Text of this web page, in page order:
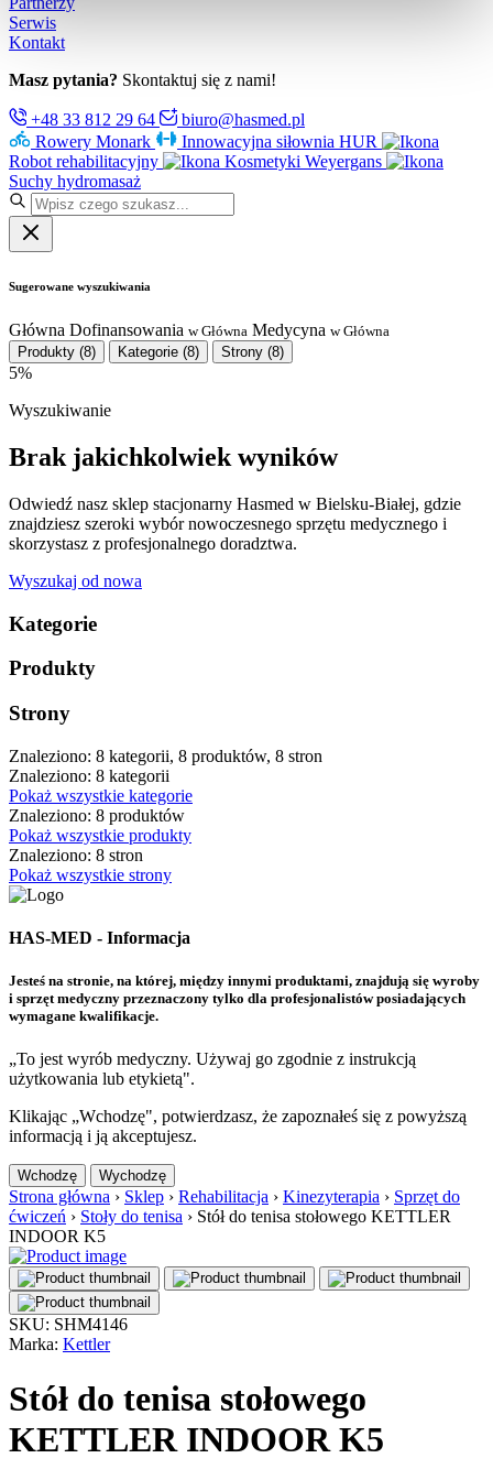
Serwis
Kontakt
Masz pytania? Skontaktuj się z nami!
+48 33 812 29 64
biuro@hasmed.pl
Rowery Monark
Innowacyjna siłownia HUR
Robot rehabilitacyjny
Kosmetyki Weyergans
Suchy hydromasaż
Sugerowane wyszukiwania
Główna Dofinansowania w Główna Medycyna w Główna
Produkty (8) Kategorie (8) Strony (8)
5%
Wyszukiwanie
Brak jakichkolwiek wyników
Odwiedź nasz sklep stacjonarny Hasmed w Bielsku-Białej, gdzie
znajdziesz szeroki wybór nowoczesnego sprzętu medycznego i
skorzystasz z profesjonalnego doradztwa.
Wyszukaj od nowa
Kategorie
Produkty
Strony
Znaleziono: 8 kategorii, 8 produktów, 8 stron
Znaleziono: 8 kategorii
Pokaż wszystkie kategorie
Znaleziono: 8 produktów
Pokaż wszystkie produkty
Znaleziono: 8 stron
Pokaż wszystkie strony
HAS-MED - Informacja
Jesteś na stronie, na której, między innymi produktami, znajdują się wyroby
i sprzęt medyczny przeznaczony tylko dla profesjonalistów posiadających
wymagane kwalifikacje.
„To jest wyrób medyczny. Używaj go zgodnie z instrukcją
użytkowania lub etykietą".
Klikając „Wchodzę", potwierdzasz, że zapoznałeś się z powyższą
informacją i ją akceptujesz.
Wchodzę Wychodzę
Strona główna › Sklep › Rehabilitacja › Kinezyterapia › Sprzęt do
ćwiczeń › Stoły do tenisa › Stół do tenisa stołowego KETTLER
INDOOR K5
SKU: SHM4146
Marka: Kettler
Stół do tenisa stołowego
KETTLER INDOOR K5